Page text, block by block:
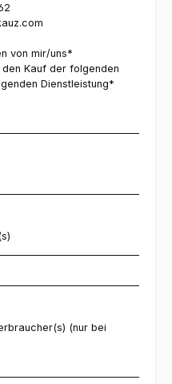
von mir/uns*
Kauf der folgenden
Dienstleistung*
(nur bei